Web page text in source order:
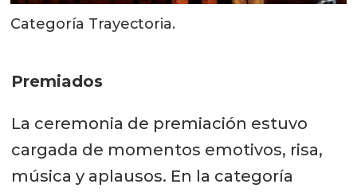
Categoría Trayectoria.
Premiados
La ceremonia de premiación estuvo
cargada de momentos emotivos, risa,
música y aplausos. En la categoría